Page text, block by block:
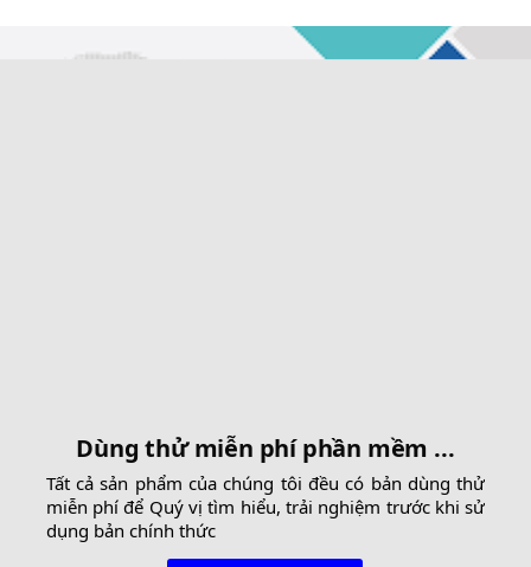
Dùng thử miễn phí phần mềm ...
Tất cả sản phẩm của chúng tôi đều có bản dùng thử
miễn phí để Quý vị tìm hiểu, trải nghiệm trước khi sử
dụng bản chính thức